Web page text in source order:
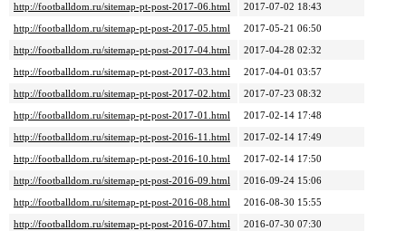
http://footballdom.ru/sitemap-pt-post-2017-06.html
2017-07-02 18:43
http://footballdom.ru/sitemap-pt-post-2017-05.html
2017-05-21 06:50
http://footballdom.ru/sitemap-pt-post-2017-04.html
2017-04-28 02:32
http://footballdom.ru/sitemap-pt-post-2017-03.html
2017-04-01 03:57
http://footballdom.ru/sitemap-pt-post-2017-02.html
2017-07-23 08:32
http://footballdom.ru/sitemap-pt-post-2017-01.html
2017-02-14 17:48
http://footballdom.ru/sitemap-pt-post-2016-11.html
2017-02-14 17:49
http://footballdom.ru/sitemap-pt-post-2016-10.html
2017-02-14 17:50
http://footballdom.ru/sitemap-pt-post-2016-09.html
2016-09-24 15:06
http://footballdom.ru/sitemap-pt-post-2016-08.html
2016-08-30 15:55
http://footballdom.ru/sitemap-pt-post-2016-07.html
2016-07-30 07:30